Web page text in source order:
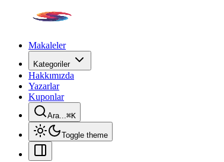
Makaleler
Kategoriler
Hakkımızda
Yazarlar
Kuponlar
Ara...⌘K
Toggle theme